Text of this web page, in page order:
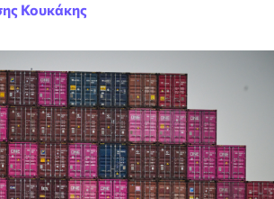
Κουκάκης